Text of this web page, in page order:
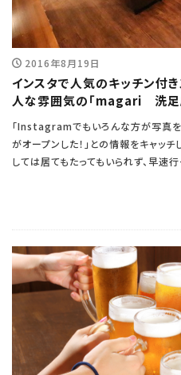
2016年8月19日
インスタで人気のキッチン付
人な雰囲気の「magari 洗足
「Instagramでもいろんな方が写真
がオープンした！」との情報をキャッ
しては居てもたってもいられず、早速